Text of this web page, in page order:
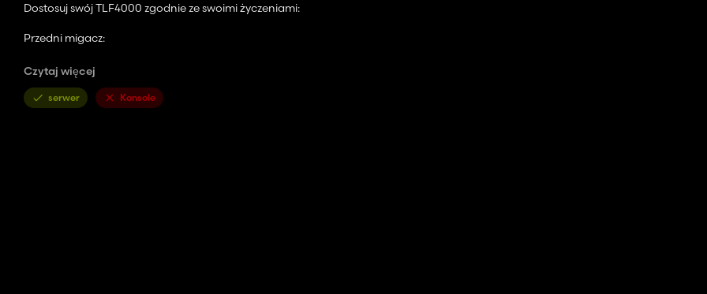
Dostosuj swój TLF4000 zgodnie ze swoimi życzeniami:
Przedni migacz:
- Poniżej 2x
- Powyżej 2x
- Góra i dół 4x
Czytaj więcej
serwer Konsole